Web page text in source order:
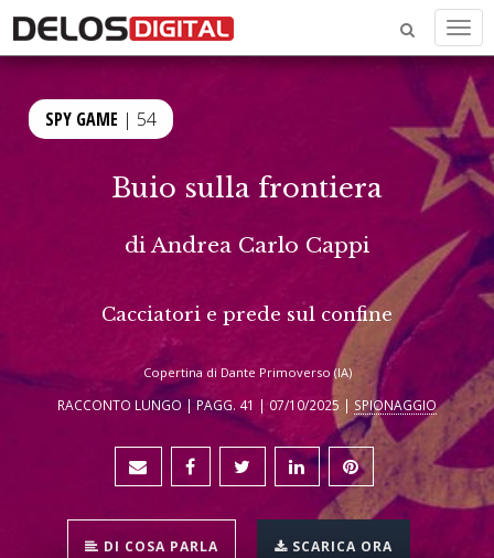
SPY GAME | 54
Buio sulla frontiera
diAndrea Carlo Cappi
Cacciatori e prede sul confine
Copertina di Dante Primoverso (IA)
RACCONTO LUNGO | PAGG. 41 | 07/10/2025 | SPIONAGGIO
DI COSA PARLA SCARICA ORA